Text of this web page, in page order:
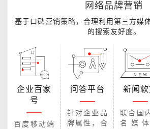
网络品牌营销
基于口碑营销策略，合理利用第三方媒
的搜索友好度。
企业百家
号
百度移动端
问答平台
针对企业品
牌属性，合
新闻
联合国
名媒